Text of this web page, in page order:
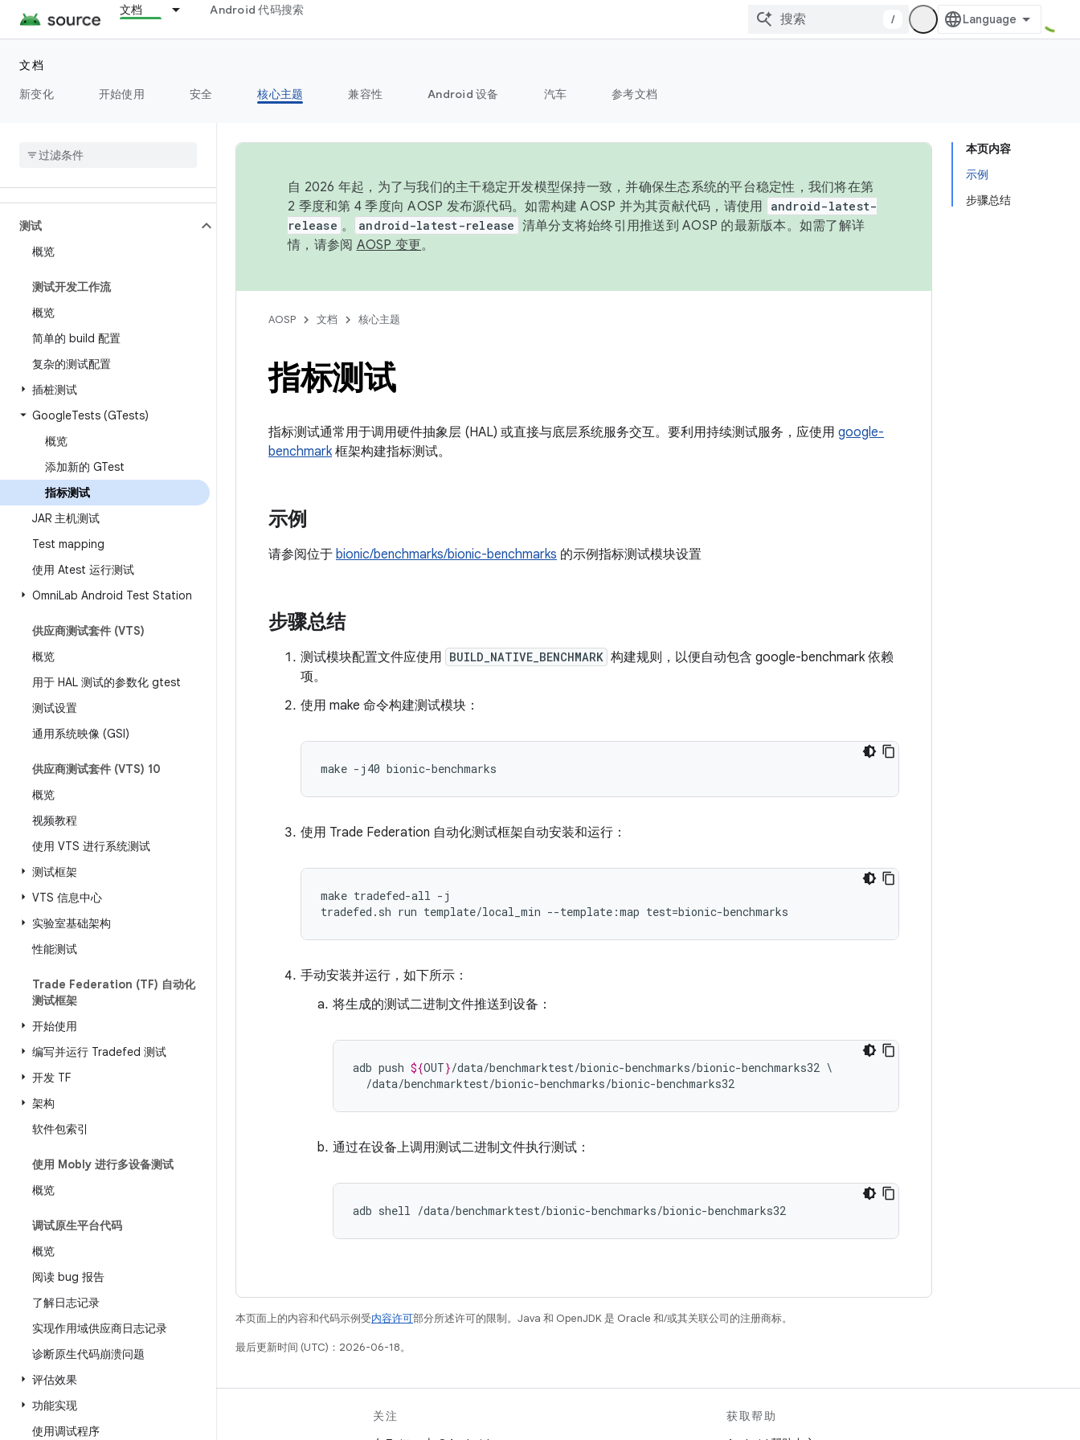
文档 Android 代码搜索
/
文档
新变化
开始使用 安全 核心主题 兼容性 Android 设备 汽车 参考文档
运行时
测试
概览
测试开发工作流
概览
简单的 build 配置
复杂的测试配置
插桩测试
GoogleTests (GTests)
概览
添加新的 GTest
指标测试
JAR 主机测试
Test mapping
使用 Atest 运行测试
OmniLab Android Test Station
供应商测试套件 (VTS)
概览
用于 HAL 测试的参数化 gtest
测试设置
通用系统映像 (GSI)
供应商测试套件 (VTS) 10
概览
视频教程
使用 VTS 进行系统测试
测试框架
VTS 信息中心
实验室基础架构
性能测试
Trade Federation (TF) 自动化
测试框架
开始使用
编写并运行 Tradefed 测试
开发 TF
架构
软件包索引
使用 Mobly 进行多设备测试
概览
调试原生平台代码
概览
阅读 bug 报告
了解日志记录
实现作用域供应商日志记录
诊断原生代码崩溃问题
评估效果
功能实现
使用调试程序
本页内容
示例
步骤总结
自 2026 年起，为了与我们的主干稳定开发模型保持一致，并确保生态系统的平台稳定性，我们将在第
2 季度和第 4 季度向 AOSP 发布源代码。如需构建 AOSP 并为其贡献代码，请使用
android-latest-
release 。 android-latest-release 清单分支将始终引用推送到 AOSP 的最新版本。如需了解详
情，请参阅 AOSP 变更。
AOSP 文档 核心主题
指标测试
指标测试通常用于调用硬件抽象层 (HAL) 或直接与底层系统服务交互。要利用持续测试服务，应使用 google-
benchmark框架构建指标测试。
示例
请参阅位于 bionic/benchmarks/bionic-benchmarks 的示例指标测试模块设置
步骤总结
测试模块配置文件应使用 BUILD_NATIVE_BENCHMARK 构建规则，以便自动包含 google-benchmark 依赖
项。
使用 make 命令构建测试模块：
make -j40
使用 Trade Federation 自动化测试框架自动安装和运行：
make tradefed-all -j
手动安装并运行，如下所示：
将生成的测试二进制文件推送到设备：
adb push ${OUT}/data/benchmarktest/bionic-benchmarks/bionic-benchmarks32
通过在设备上调用测试二进制文件执行测试：
本页面上的内容和代码示例受内容许可部分所述许可的限制。Java 和 OpenJDK 是 Oracle 和/或其关联公司的注册商标。
最后更新时间 (UTC)：2026-06-18。
构建
关注
获取帮助